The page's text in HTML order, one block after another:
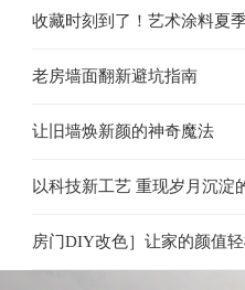
收藏时刻到了！艺术涂料夏
老房墙面翻新避坑指南
让旧墙焕新颜的神奇魔法
以科技新工艺 重现岁月沉淀
房门DIY改色］让家的颜值